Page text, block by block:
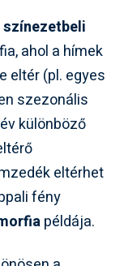
színezetbeli
ahol a hímek
eltér (pl. egyes
szezonális
különböző
eltérhet
fény
példája.